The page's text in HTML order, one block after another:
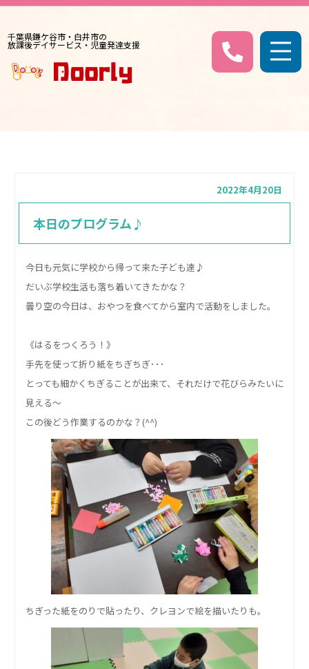
千葉県鎌ケ谷市・白井市の
放課後デイサービス・児童発達支援
2022年4月20日
本日のプログラム♪
今日も元気に学校から帰って来た子ども達♪
だいぶ学校生活も落ち着いてきたかな？
曇り空の今日は、おやつを食べてから室内で活動をしました。
《はるをつくろう！》
手先を使って折り紙をちぎちぎ･･･
とっても細かくちぎることが出来て、それだけで花びらみたいに
見える～
この後どう作業するのかな？(^^)
ちぎった紙をのりで貼ったり、クレヨンで絵を描いたりも。